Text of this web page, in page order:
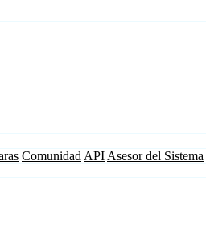
Comunidad API Asesor del Sistema